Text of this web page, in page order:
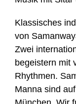
Klassisches
von
Zwei
begeistern mit
Rhythmen.
Manna sind